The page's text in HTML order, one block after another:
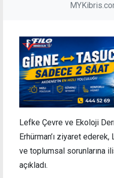
Lefke Çevre ve Ekoloji
Erhürman’ı ziyaret
ve toplumsal sorunlarına
açıkladı.